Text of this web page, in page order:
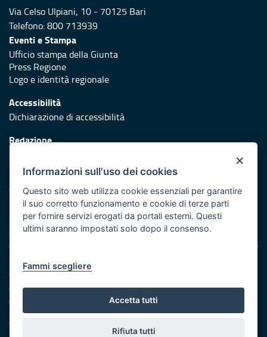
Via Celso Ulpiani, 10 - 70125 Bari
Telefono: 800 713939
Eventi e Stampa
Ufficio stampa della Giunta
Press Regione
Logo e identità regionale
Accessibilità
Dichiarazione di accessibilità
Redazione
Protezione civile
Vai al sito di Protezione Civile Puglia
Iniziativa finanziata con risorse del POR Puglia 2014/2020 -
Asse XI
Note legali
Cookie e privacy
Amministrazione trasparente
Atti di notifica
Feed RSS
Servizi Intranet
×
Informazioni sull'uso dei cookies
Questo sito web utilizza cookie essenziali per garantire
il suo corretto funzionamento e cookie di terze parti
per fornire servizi erogati da portali esterni. Questi
ultimi saranno impostati solo dopo il consenso.
Fammi scegliere
Accetta tutti
Rifiuta tutti